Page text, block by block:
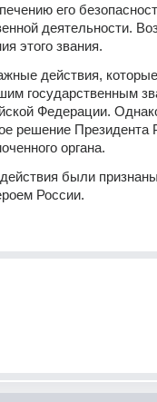
его
деятельности.
этого звания.
действия, которые
государственным
Федерации.
решение Президента
органа.
были
России.